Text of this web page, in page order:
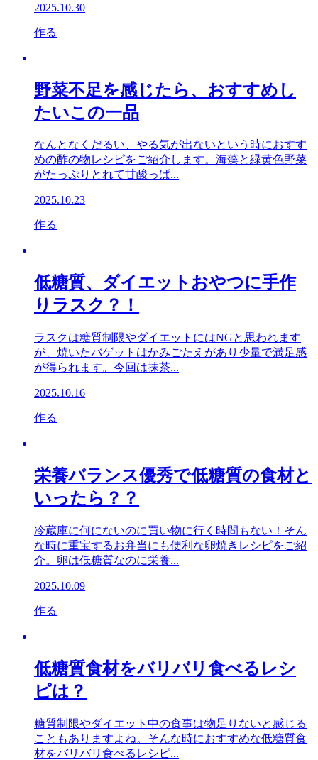
2025.10.30
作る
野菜不足を感じたら、おすすめし
たいこの一品
なんとなくだるい、やる気が出ないという時におすす
めの酢の物レシピをご紹介します。海藻と緑黄色野菜
がたっぷりとれて甘酸っぱ...
2025.10.23
作る
低糖質、ダイエットおやつに手作
りラスク？！
ラスクは糖質制限やダイエットにはNGと思われます
が、焼いたバゲットはかみごたえがあり少量で満足感
が得られます。今回は抹茶...
2025.10.16
作る
栄養バランス優秀で低糖質の食材と
いったら？？
冷蔵庫に何にないのに買い物に行く時間もない！そん
な時に重宝するお弁当にも便利な卵焼きレシピをご紹
介。卵は低糖質なのに栄養...
2025.10.09
作る
低糖質食材をバリバリ食べるレシ
ピは？
糖質制限やダイエット中の食事は物足りないと感じる
こともありますよね。そんな時におすすめな低糖質食
材をバリバリ食べるレシピ...